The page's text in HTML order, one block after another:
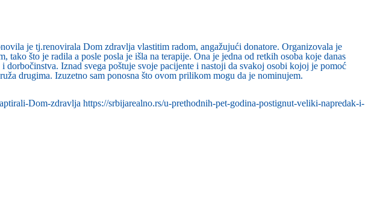
je tj.renovirala Dom zdravlja vlastitim radom, angažujući donatore. Organizovala je
što je radila a posle posla je išla na terapije. Ona je jedna od retkih osoba koje danas
Iznad svega poštuje svoje pacijente i nastoji da svakoj osobi kojoj je pomoć
drugima. Izuzetno sam ponosna što ovom prilikom mogu da je nominujem.
Dom-zdravlja https://srbijarealno.rs/u-prethodnih-pet-godina-postignut-veliki-napredak-i-